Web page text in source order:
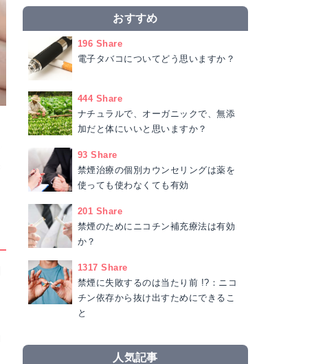
おすすめ
196 Share
電子タバコについてどう思いますか？
444 Share
ナチュラルで、オーガニックで、無添
加だと体にいいと思いますか？
93 Share
禁煙治療の個別カウンセリングは薬を
使っても使わなくても有効
201 Share
禁煙のためにニコチン補充療法は有効
か？
1317 Share
禁煙に失敗するのは当たり前 !?：ニコ
チン依存から抜け出すためにできるこ
と
人気記事